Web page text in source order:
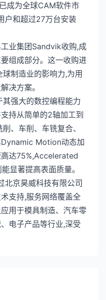
成为全球CAM软件市
户和超过27万台安装
业集团Sandvik收购,成
组成部分。这一收购进
制造业的影响力,为用
决方案。
强大的数控编程能力
持从简单的2轴加工到
、车削、车铣复合、
Motion动态加
达75%,Accelerated
显著提高表面质量。
京昊威科技有限公司
支持,服务网络覆盖全
用于模具制造、汽车零
电子产品等行业,深受